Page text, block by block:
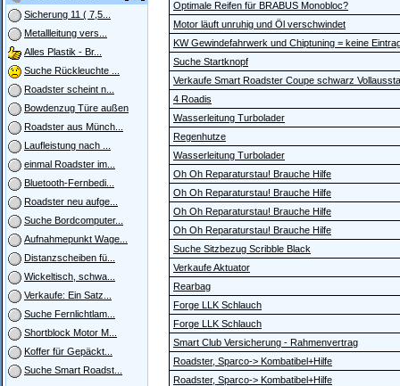
Sicherung 11 ( 7,5...
Metallleitung vers...
Alles Plastik - Br...
Suche Rückleuchte ...
Roadster scheint n...
Bowdenzug Türe außen
Roadster aus Münch...
Laufleistung nach ...
einmal Roadster im...
Bluetooth-Fernbedi...
Roadster neu aufge...
Suche Bordcomputer...
Aufnahmepunkt Wage...
Distanzscheiben fü...
Wickeltisch, schwa...
Verkaufe: Ein Satz...
Suche Fernlichtlam...
Shortblock Motor M...
Koffer für Gepäckt...
Suche Smart Roadst...
Optimale Reifen für BRABUS Monobloc?
Motor läuft unruhig und Öl verschwindet
KW Gewindefahrwerk und Chiptuning = keine
Suche Startknopf
Verkaufe Smart Roadster Coupe schwarz
4 Roadis
Wasserleitung Turbolader
Regenhutze
Wasserleitung Turbolader
Oh Oh Reparaturstau! Brauche Hilfe
Oh Oh Reparaturstau! Brauche Hilfe
Oh Oh Reparaturstau! Brauche Hilfe
Oh Oh Reparaturstau! Brauche Hilfe
Suche Sitzbezug Scribble Black
Verkaufe Aktuator
Rearbag
Forge LLK Schlauch
Forge LLK Schlauch
Smart Club Versicherung - Rahmenvertrag
Roadster, Sparco-> Kombatibel+Hilfe
Roadster, Sparco-> Kombatibel+Hilfe